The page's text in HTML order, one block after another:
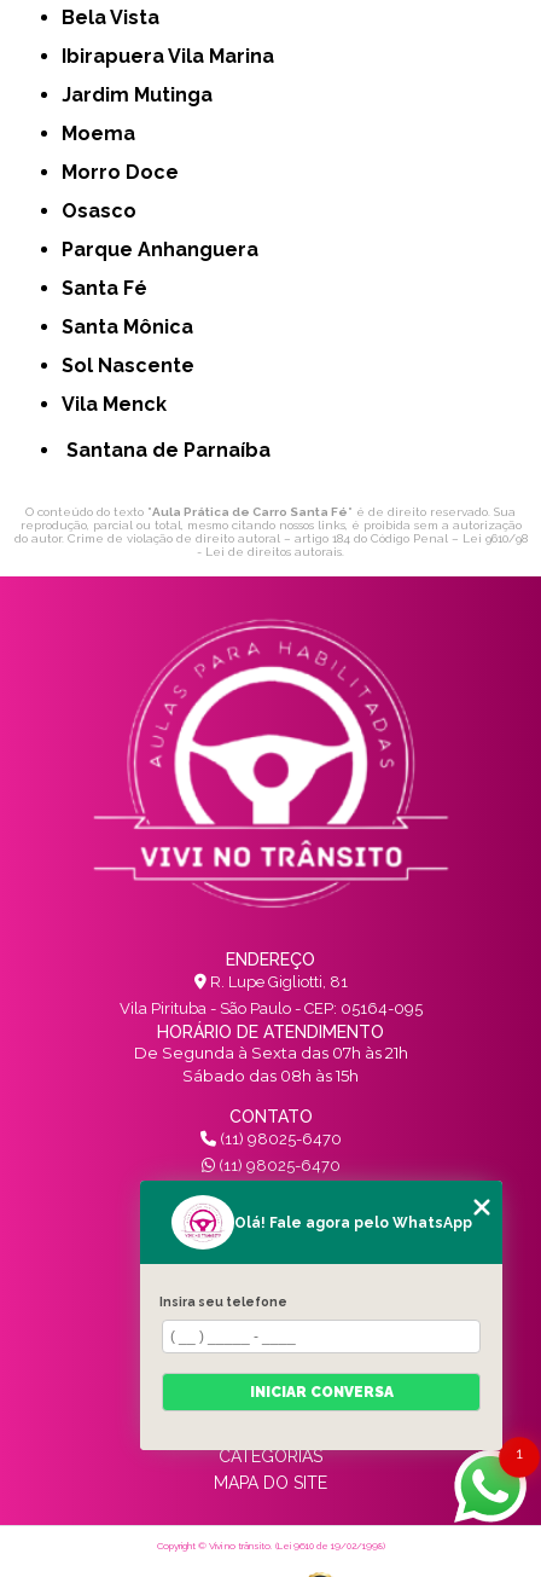
Bela Vista
Ibirapuera Vila Marina
Jardim Mutinga
Moema
Morro Doce
Osasco
Parque Anhanguera
Santa Fé
Santa Mônica
Sol Nascente
Vila Menck
Santana de Parnaíba
O conteúdo do texto "Aula Prática de Carro Santa Fé" é de direito reservado. Sua
reprodução, parcial ou total, mesmo citando nossos links, é proibida sem a autorização
do autor. Crime de violação de direito autoral – artigo 184 do Código Penal – Lei 9610/98
- Lei de direitos autorais.
ENDEREÇO
R. Lupe Gigliotti, 81
Vila Pirituba - São Paulo - CEP: 05164-095
HORÁRIO DE ATENDIMENTO
De Segunda à Sexta das 07h às 21h
Sábado das 08h às 15h
CONTATO
(11) 98025-6470
(11) 98025-6470
contato@vivinotransito.com.br
SIGA-NOS!
MENU
HOME
QUEM SOMOS
SERVIÇOS
BLOG
CATEGORIAS
MAPA DO SITE
Copyright © Vivi no trânsito. (Lei 9610 de 19/02/1998)
1
Olá! Fale agora pelo WhatsApp
Insira seu telefone
INICIAR CONVERSA